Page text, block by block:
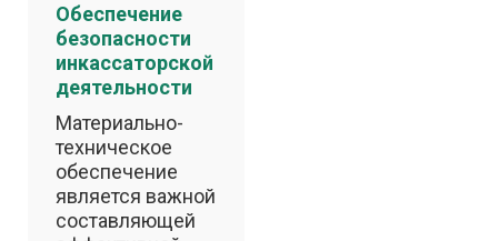
Обеспечение
безопасности
инкассаторской
деятельности
Материально-
техническое
обеспечение
является важной
составляющей